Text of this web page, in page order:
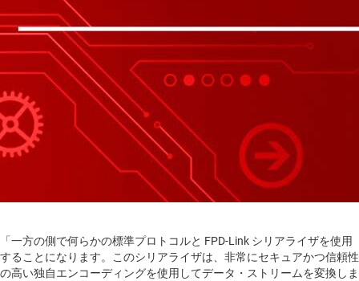
「一方の側で何らかの標準プロトコルと FPD-Link シリアライザを使用
することになります。このシリアライザは、非常にセキュアかつ信頼性
の高い独自エンコーディングを使用してデータ・ストリームを変換しま